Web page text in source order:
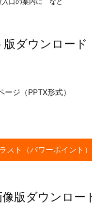
ダウンロード
ジ（PPTX形式）
スト（パワーポイント
版ダウンロー